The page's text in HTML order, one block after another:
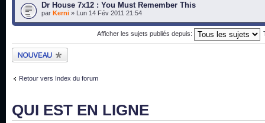
Dr House 7x12 : You Must Remember This
par Kerni » Lun 14 Fév 2011 21:54
Afficher les sujets publiés depuis:
Publier un nouveau
sujet
Retour vers Index du forum
QUI EST EN LIGNE